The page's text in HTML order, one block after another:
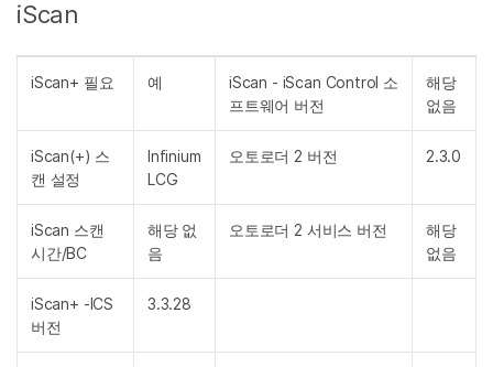
iScan
iScan+ 필요 예
iScan - iScan Control 소
프트웨어 버전
해당
없음
iScan(+) 스
캔 설정
Infinium
LCG
오토로더 2 버전 2.3.0
iScan 스캔
시간/BC
해당 없
음
오토로더 2 서비스 버전
해당
없음
iScan+ -ICS
버전
3.3.28